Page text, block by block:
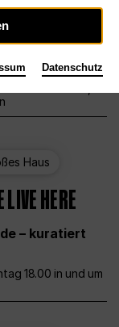
Haus
HERE
– kuratiert
18.00 in und um
Datenschutz